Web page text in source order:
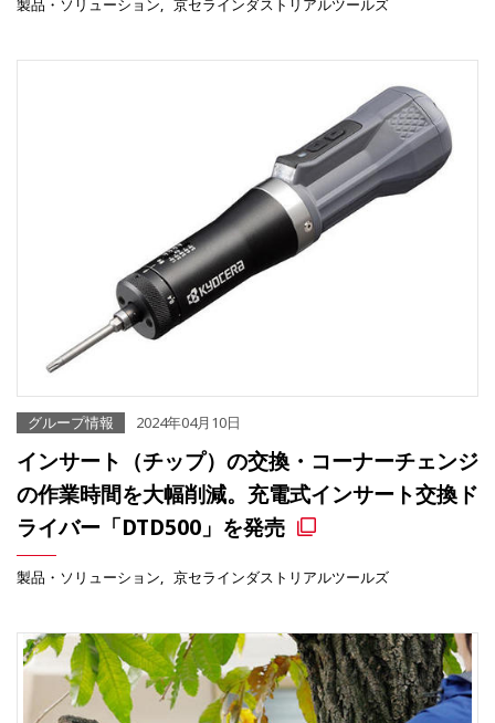
製品・ソリューション 京セラインダストリアルツールズ
グループ情報 2024年04月10日
インサート（チップ）の交換・コーナーチェンジ
の作業時間を大幅削減。充電式インサート交換ド
ライバー「DTD500」を発売
製品・ソリューション 京セラインダストリアルツールズ